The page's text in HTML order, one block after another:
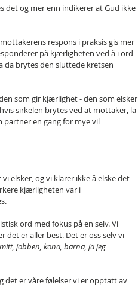
det og mer enn indikerer at Gud ikke
respons i praksis gis mer
på kjærligheten ved å i ord
da brytes den sluttede kretsen
som gir kjærlighet - den som elsker
sirkelen brytes ved at mottaker, la
partner en gang for mye vil
elsker, og vi klarer ikke å elske det
kjærligheten var i
ord med fokus på en selv. Vi
det er aller best. Det er oss selv vi
jobben, kona, barna, ja jeg
det er våre følelser vi er opptatt av